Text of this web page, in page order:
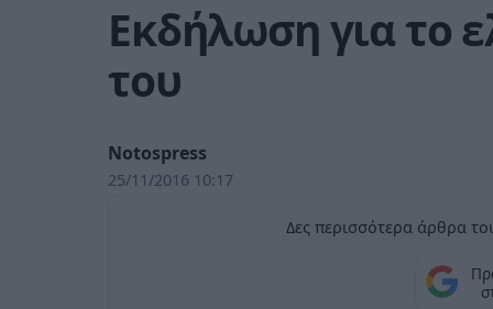
Εκδήλωση για το
του
Notospress
25/11/2016 10:17
Δες περισσότερα άρθρα